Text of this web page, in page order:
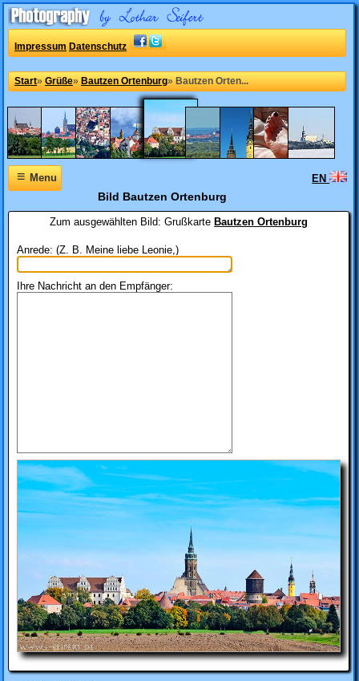
Impressum Datenschutz
Start» Grüße» Bautzen Ortenburg» Bautzen Orten...
≡Menu EN
Bild Bautzen Ortenburg
Zum ausgewählten Bild:GrußkarteBautzen Ortenburg
Anrede: (Z. B. Meine liebe Leonie,)
Ihre Nachricht an den Empfänger: